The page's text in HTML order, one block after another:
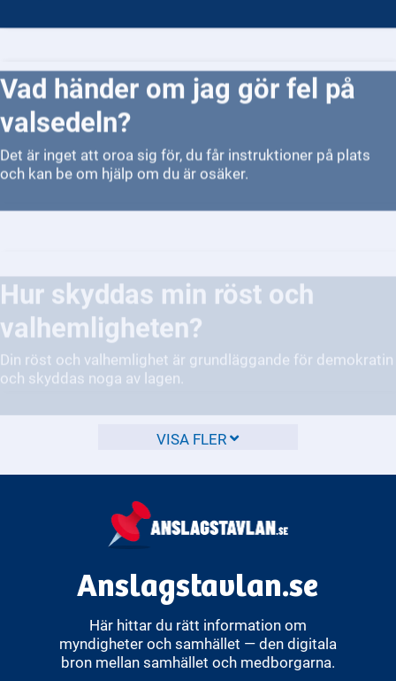
Vad händer om jag gör fel på
valsedeln?
Det är inget att oroa sig för, du får instruktioner på plats
och kan be om hjälp om du är osäker.
valhemligheten?
Din röst och valhemlighet är grundläggande för demokratin
och skyddas noga av lagen.
VISA FLER
Anslagstavlan.se
Här hittar du rätt information om
myndigheter och samhället — den digitala
bron mellan samhället och medborgarna.